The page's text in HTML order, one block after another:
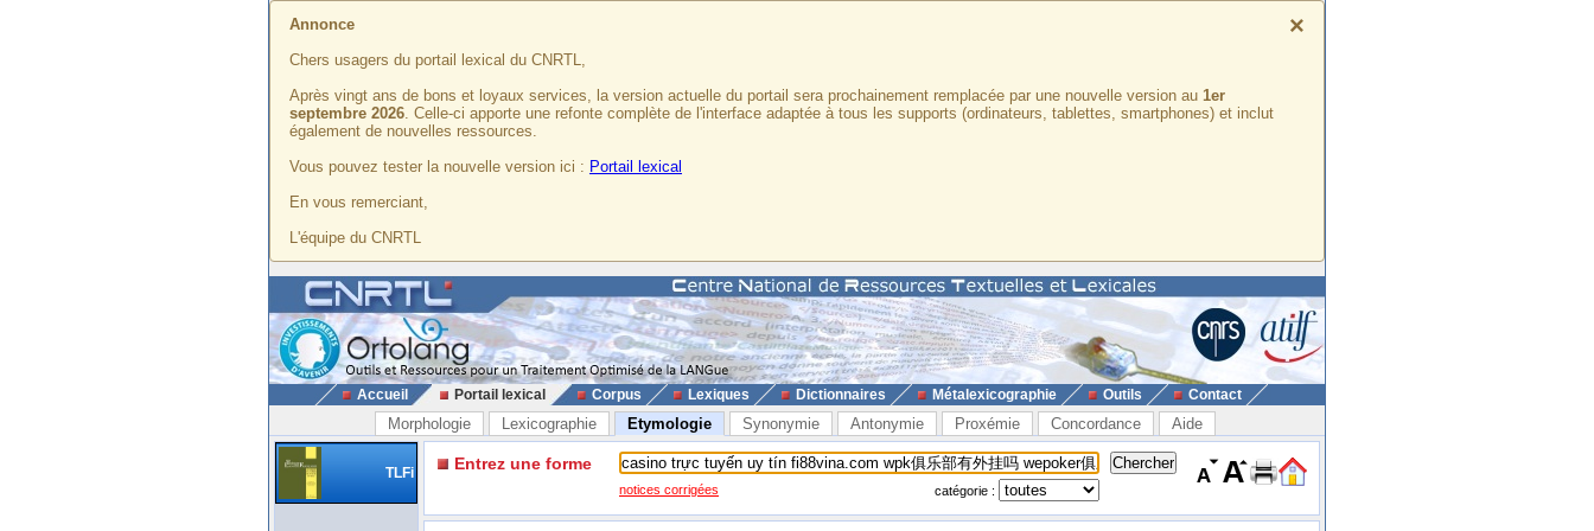
×
Annonce
Chers usagers du portail lexical du CNRTL,
Après vingt ans de bons et loyaux services, la version actuelle du portail sera prochainement remplacée par une nouvelle version au 1er
septembre 2026. Celle-ci apporte une refonte complète de l'interface adaptée à tous les supports (ordinateurs, tablettes, smartphones) et inclut
également de nouvelles ressources.
Vous pouvez tester la nouvelle version ici : Portail lexical
En vous remerciant,
L'équipe du CNRTL
Accueil Portail lexical Corpus Lexiques Dictionnaires Métalexicographie Outils Contact
Morphologie Lexicographie Etymologie Synonymie Antonymie Proxémie Concordance Aide
TLFi Entrez une forme
notices corrigées catégorie :